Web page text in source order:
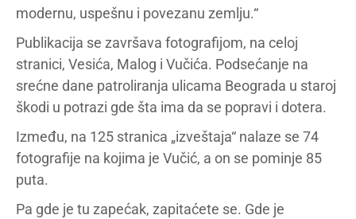
modernu, uspešnu i povezanu zemlju.“
Publikacija se završava fotografijom, na celoj
stranici, Vesića, Malog i Vučića. Podsećanje na
srećne dane patroliranja ulicama Beograda u staroj
škodi u potrazi gde šta ima da se popravi i dotera.
Između, na 125 stranica „izveštaja“ nalaze se 74
fotografije na kojima je Vučić, a on se pominje 85
puta.
Pa gde je tu zapećak, zapitaćete se. Gde je